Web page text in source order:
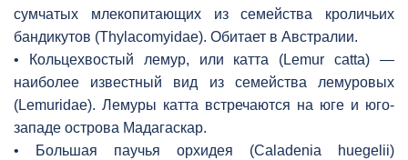
сумчатых млекопитающих из семейства кроличьих
бандикутов (Thylacomyidae). Обитает в Австралии.
• Кольцехвостый лемур, или катта (Lemur catta) —
наиболее известный вид из семейства лемуровых
(Lemuridae). Лемуры катта встречаются на юге и юго-
западе острова Мадагаскар.
• Большая паучья орхидея (Caladenia huegelii)